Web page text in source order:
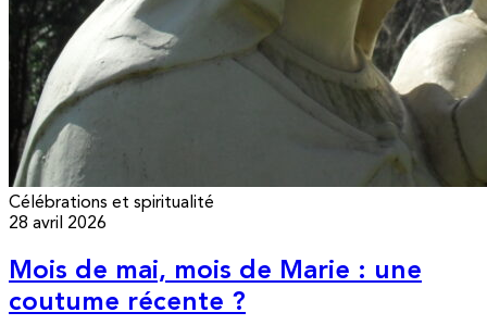
Célébrations et spiritualité
28 avril 2026
Mois de mai, mois de Marie : une
coutume récente ?